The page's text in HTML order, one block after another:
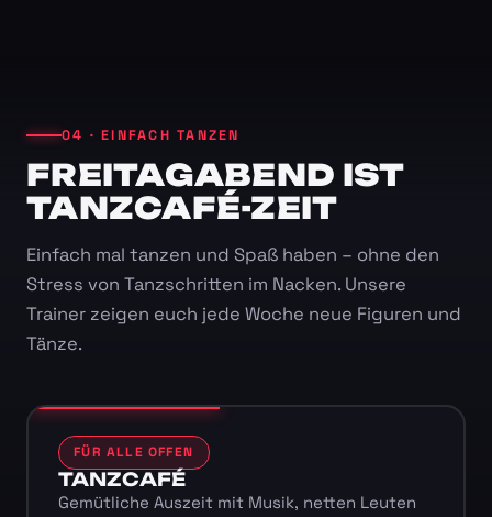
04 · EINFACH TANZEN
FREITAGABEND IST
TANZCAFÉ-ZEIT
Einfach mal tanzen und Spaß haben – ohne den
Stress von Tanzschritten im Nacken. Unsere
Trainer zeigen euch jede Woche neue Figuren und
Tänze.
FÜR ALLE OFFEN
TANZCAFÉ
Gemütliche Auszeit mit Musik, netten Leuten